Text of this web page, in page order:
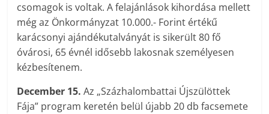
csomagok is voltak. A felajánlások kihordása mellett
még az Önkormányzat 10.000.- Forint értékű
karácsonyi ajándékutalványát is sikerült 80 fő
óvárosi, 65 évnél idősebb lakosnak személyesen
kézbesítenem.
December 15. Az „Százhalombattai Újszülöttek
Fája” program keretén belül újabb 20 db facsemete